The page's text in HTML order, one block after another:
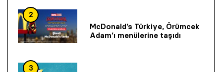
2
McDonald’s Türkiye, Örümcek
Adam’ı menülerine taşıdı
3